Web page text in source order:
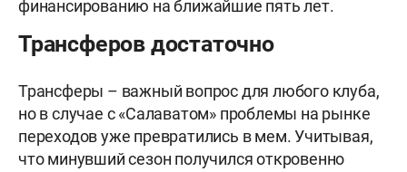
финансированию на ближайшие пять лет.
Трансферов достаточно
Трансферы – важный вопрос для любого клуба,
но в случае с «Салаватом» проблемы на рынке
переходов уже превратились в мем. Учитывая,
что минувший сезон получился откровенно